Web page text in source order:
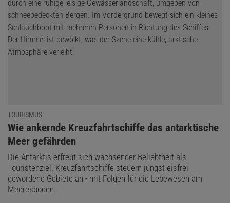
TOURISMUS
:
Wie ankernde Kreuzfahrtschiffe das antarktische
Meer gefährden
Die Antarktis erfreut sich wachsender Beliebtheit als
Touristenziel. Kreuzfahrtschiffe steuern jüngst eisfrei
gewordene Gebiete an - mit Folgen für die Lebewesen am
Meeresboden.